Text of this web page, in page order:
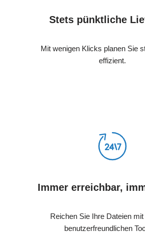
Stets pünktliche
Mit wenigen Klicks planen Sie
effizient.
Immer erreichbar,
Reichen Sie Ihre Dateien
benutzerfreundlichen